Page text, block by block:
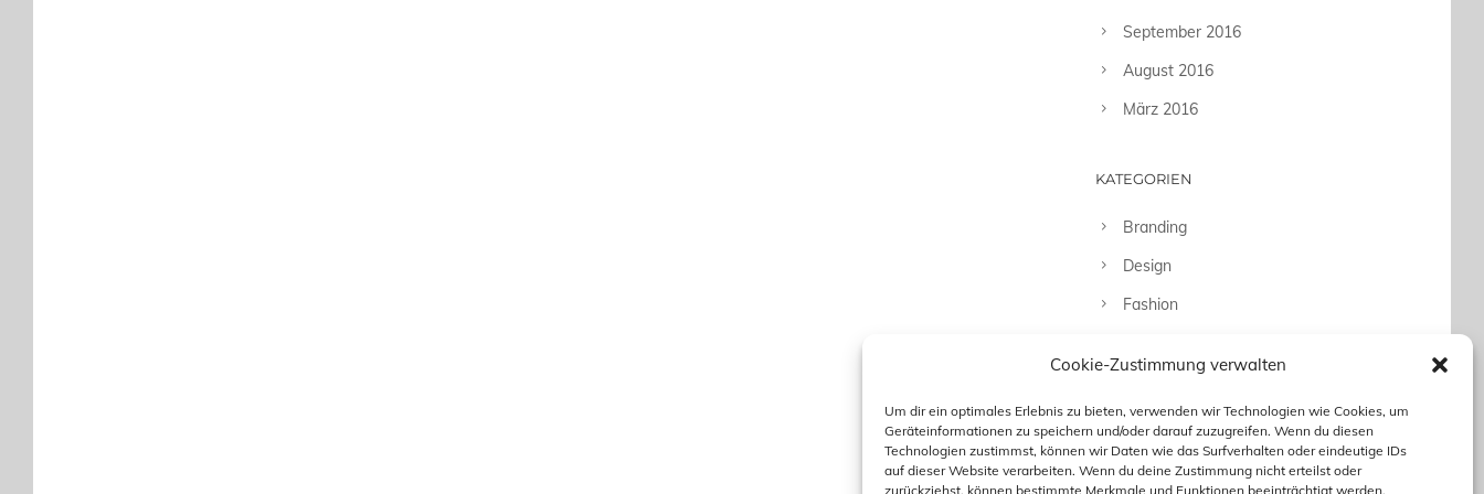
Cookie-Zustimmung verwalten
Um dir ein optimales Erlebnis zu bieten, verwenden wir Technologien wie Cookies, um
Geräteinformationen zu speichern und/oder darauf zuzugreifen. Wenn du diesen
Technologien zustimmst, können wir Daten wie das Surfverhalten oder eindeutige IDs
auf dieser Website verarbeiten. Wenn du deine Zustimmung nicht erteilst oder
zurückziehst, können bestimmte Merkmale und Funktionen beeinträchtigt werden.
September 2016
August 2016
März 2016
KATEGORIEN
Branding
Design
Fashion